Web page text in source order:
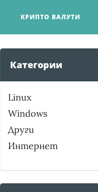
КРИПТО ВАЛУТИ
Категории
Linux
Windows
Други
Интернет